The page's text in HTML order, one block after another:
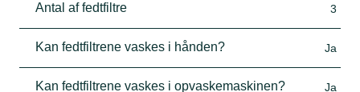
Antal af fedtfiltre 3
Kan fedtfiltrene vaskes i hånden? Ja
Kan fedtfiltrene vaskes i opvaskemaskinen? Ja